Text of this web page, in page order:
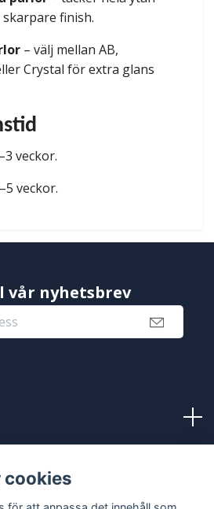
finish.
– välj mellan AB,
Crystal för extra glans
veckor.
veckor.
vår nyhetsbrev
cookies